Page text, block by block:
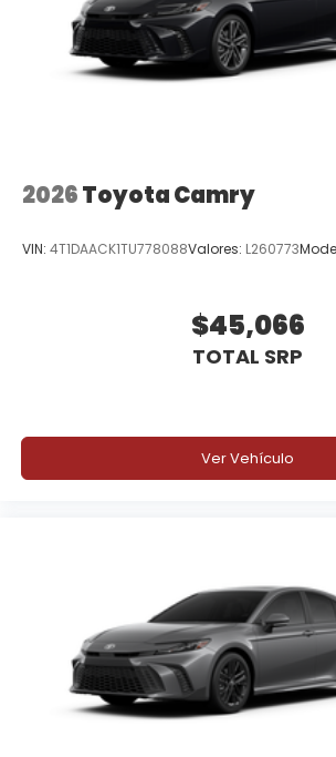
2026Toyota Camry
VIN: 4T1DAACK1TU778088Valores: L260773
$45,066
TOTAL SRP
Ver Vehículo